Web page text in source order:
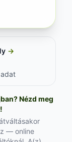
→
Nézd meg
— online